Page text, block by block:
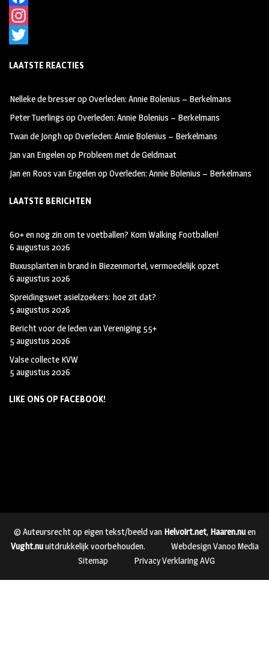
F
a
o
k
g
r
a
t
e
r
LAATSTE REACTIES
Nelleke de bresseropOverleden: Annie Bolenius – Berkelmans
Peter Tuerlings opOverleden: Annie Bolenius – Berkelmans
Twan de JonghopOverleden: Annie Bolenius – Berkelmans
Jan van Engelenop Probleem met de Geldmaat
Jan en Roos van EngelenopOverleden: Annie Bolenius – Berkelmans
LAATSTE BERICHTEN
60+ en nog zin om te voetballen? Kom Walking Footballen!
6 augustus 2026
Buxusplanten in brand in Biezenmortel, vermoedelijk opzet
6 augustus 2026
Spreidingswet asielzoekers: hoe zit dat?
5 augustus 2026
Bericht voor de leden van Vereniging 55+
5 augustus 2026
Valse collecte KVW
5 augustus 2026
LIKE ONS OP FACEBOOK!
© Auteursrecht op eigen tekst/beeld van Helvoirt.net, Haaren.nuen
Vught.nuuitdrukkelijk voorbehouden.
Webdesign Vanoo Media
Sitemap
Privacy Verklaring AVG